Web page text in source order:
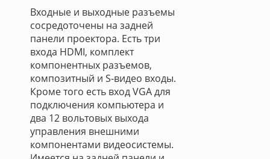
Входные и выходные разъемы
сосредоточены на задней
панели проектора. Есть три
входа HDMI, комплект
компонентных разъемов,
композитный и S-видео входы.
Кроме того есть вход VGA для
подключения компьютера и
два 12 вольтовых выхода
управления внешними
компонентами видеосистемы.